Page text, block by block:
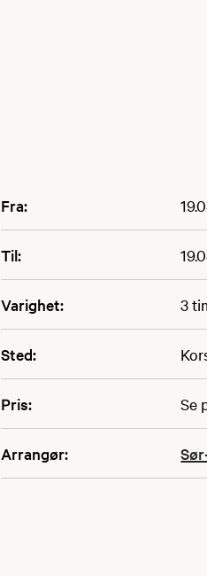
Fra:
Til:
Varighet: 3
Sted:
Pris: Se
Arrangør: